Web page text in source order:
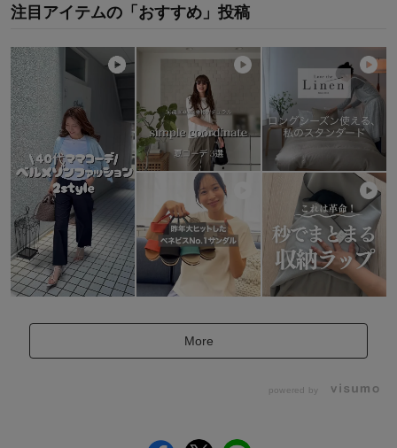
注目アイテムの「おすすめ」投稿
More
powered by